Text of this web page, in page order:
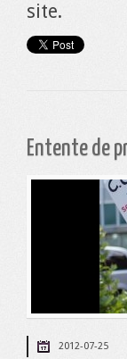
site.
Entente de
2012-07-25